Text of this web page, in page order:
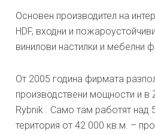
Основен производител на
HDF, входни и
винилови настилки и мебелни
От 2005 година фирмата
производствени мощности и в
Rybnik . Само там работят над
територия от 42 000 кв.м. –